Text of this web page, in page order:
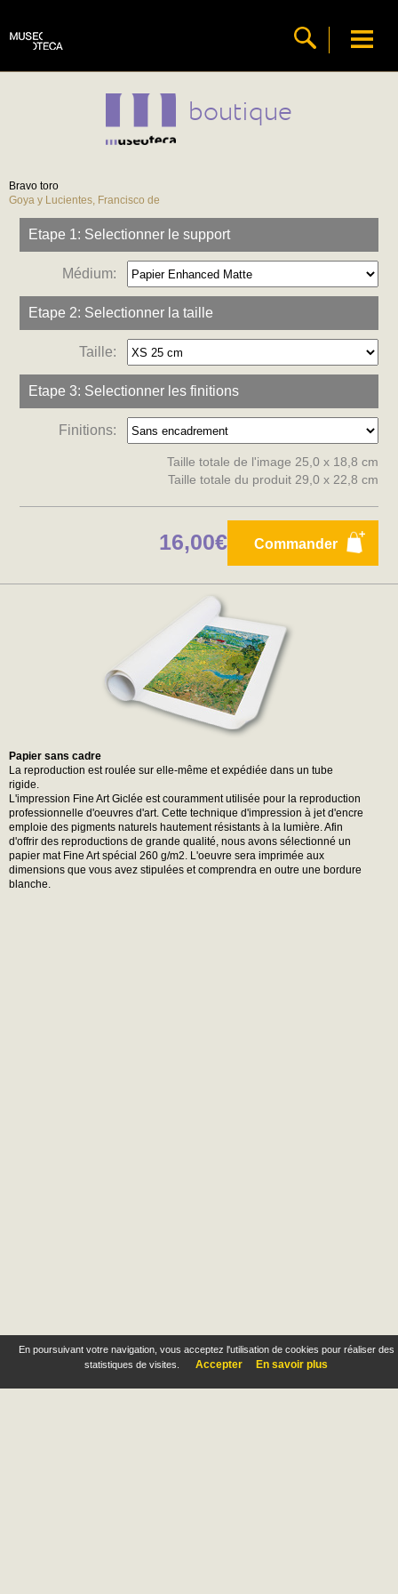
En poursuivant votre navigation, vous acceptez l'utilisation de cookies pour réaliser des
statistiques de visites.
Accepter En savoir plus
boutique
Bravo toro
Goya y Lucientes, Francisco de
Etape 1: Selectionner le support
Médium:
Etape 2: Selectionner la taille
Taille:
Etape 3: Selectionner les finitions
Finitions:
Taille totale de l'image 25,0 x 18,8 cm
Taille totale du produit 29,0 x 22,8 cm
Commander
16,00€
Papier sans cadre
La reproduction est roulée sur elle-même et expédiée dans un tube
rigide.
L'impression Fine Art Giclée est couramment utilisée pour la reproduction
professionnelle d'oeuvres d'art. Cette technique d'impression à jet d'encre
emploie des pigments naturels hautement résistants à la lumière. Afin
d'offrir des reproductions de grande qualité, nous avons sélectionné un
papier mat Fine Art spécial 260 g/m2. L'oeuvre sera imprimée aux
dimensions que vous avez stipulées et comprendra en outre une bordure
blanche.